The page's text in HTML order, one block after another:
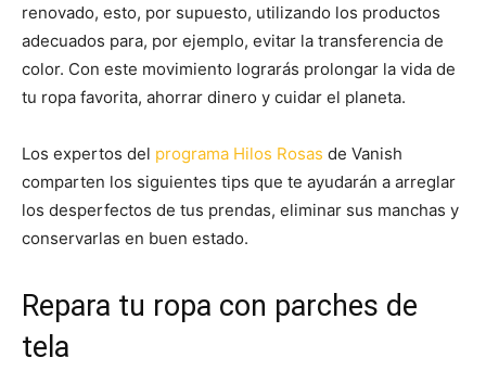
renovado, esto, por supuesto, utilizando los productos
adecuados para, por ejemplo, evitar la transferencia de
color. Con este movimiento lograrás prolongar la vida de
tu ropa favorita, ahorrar dinero y cuidar el planeta.
Los expertos del programa Hilos Rosas de Vanish
comparten los siguientes tips que te ayudarán a arreglar
los desperfectos de tus prendas, eliminar sus manchas y
conservarlas en buen estado.
Repara tu ropa con parches de
tela